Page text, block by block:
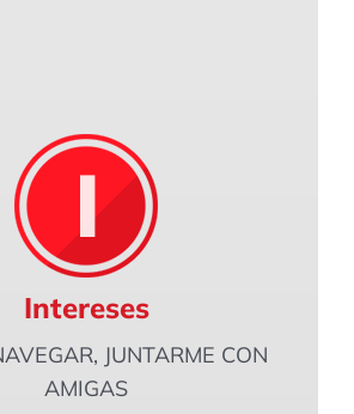
Intereses
JUNTARME CON
AMIGAS